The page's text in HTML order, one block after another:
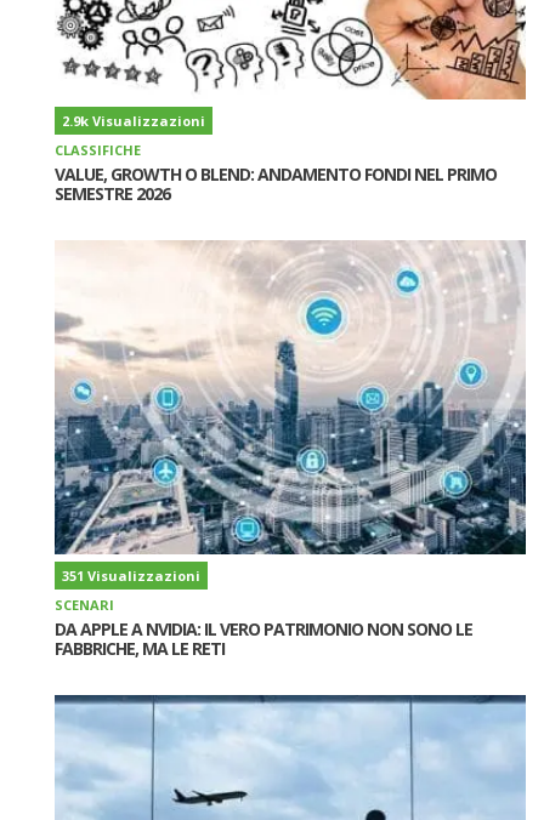
2.9k Visualizzazioni
CLASSIFICHE
VALUE, GROWTH O BLEND: ANDAMENTO FONDI NEL PRIMO
SEMESTRE 2026
351 Visualizzazioni
SCENARI
DA APPLE A NVIDIA: IL VERO PATRIMONIO NON SONO LE
FABBRICHE, MA LE RETI